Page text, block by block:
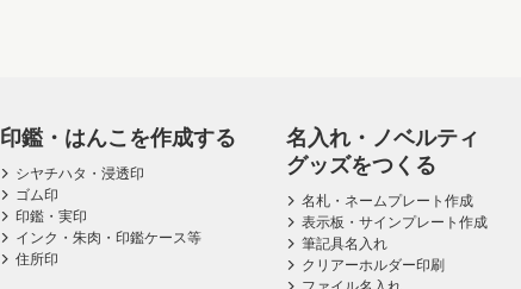
印鑑・はんこを作成する
シヤチハタ・浸透印
ゴム印
印鑑・実印
インク・朱肉・印鑑ケース等
住所印
名入れ・ノベルティ
グッズをつくる
名札・ネームプレート作成
表示板・サインプレート作成
筆記具名入れ
クリアーホルダー印刷